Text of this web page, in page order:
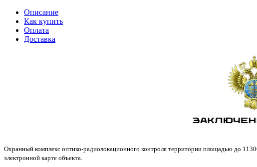
Описание
Как купить
Оплата
Доставка
Охранный комплекс оптико-радиолокационного контроля территории площадью до
электронной карте объекта.